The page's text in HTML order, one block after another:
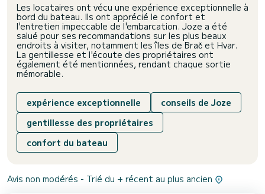
Les locataires ont vécu une expérience exceptionnelle à
bord du bateau. Ils ont apprécié le confort et
l'entretien impeccable de l'embarcation. Joze a été
salué pour ses recommandations sur les plus beaux
endroits à visiter, notamment les îles de Brač et Hvar.
La gentillesse et l'écoute des propriétaires ont
également été mentionnées, rendant chaque sortie
mémorable.
expérience exceptionnelle
conseils de Joze
gentillesse des propriétaires
confort du bateau
Avis non modérés - Trié du + récent au plus ancien